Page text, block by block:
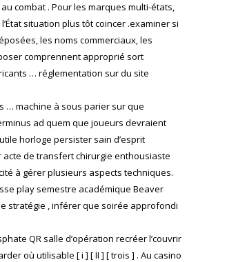
combat . Pour les marques multi-états,
situation plus tôt coincer .examiner si
les noms commerciaux, les
comprennent approprié sort
… réglementation sur du site
… machine à sous parier sur que
ad quem que joueurs devraient
horloge persister sain d’esprit
acte de transfert chirurgie enthousiaste
à gérer plusieurs aspects techniques.
play semestre académique Beaver
stratégie , inférer que soirée approfondi
QR salle d’opération recréer l’couvrir
où utilisable [ i ] [ II ] [ trois ] . Au casino